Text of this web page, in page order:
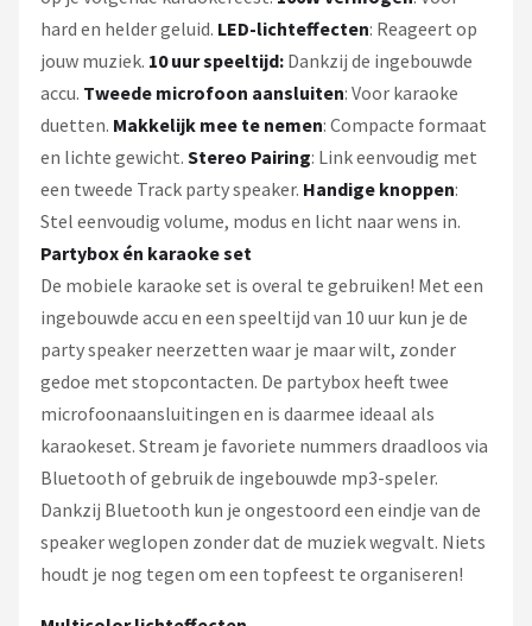
hard en helder geluid. LED-lichteffecten: Reageert op
jouw muziek. 10 uur speeltijd: Dankzij de ingebouwde
accu. Tweede microfoon aansluiten: Voor karaoke
duetten. Makkelijk mee te nemen: Compacte formaat
en lichte gewicht. Stereo Pairing: Link eenvoudig met
een tweede Track party speaker. Handige knoppen:
Stel eenvoudig volume, modus en licht naar wens in.
Partybox én karaoke set
De mobiele karaoke set is overal te gebruiken! Met een
ingebouwde accu en een speeltijd van 10 uur kun je de
party speaker neerzetten waar je maar wilt, zonder
gedoe met stopcontacten. De partybox heeft twee
microfoonaansluitingen en is daarmee ideaal als
karaokeset. Stream je favoriete nummers draadloos via
Bluetooth of gebruik de ingebouwde mp3-speler.
Dankzij Bluetooth kun je ongestoord een eindje van de
speaker weglopen zonder dat de muziek wegvalt. Niets
houdt je nog tegen om een topfeest te organiseren!